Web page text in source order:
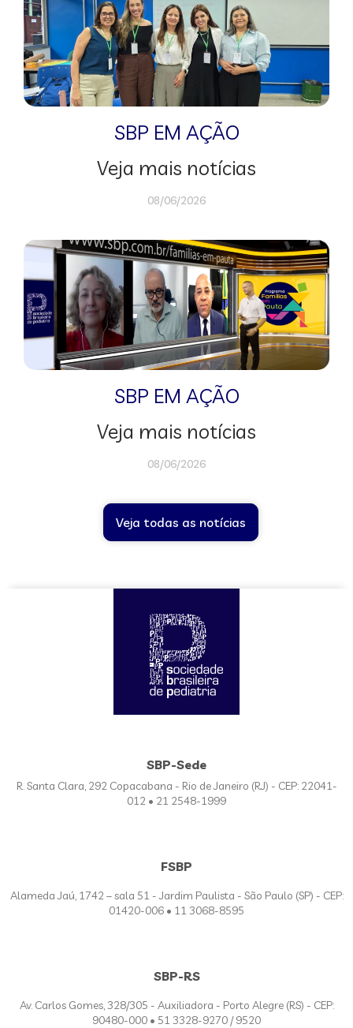
SBP EM AÇÃO
Veja mais notícias
08/06/2026
SBP EM AÇÃO
Veja mais notícias
08/06/2026
Veja todas as notícias
SBP-Sede
R. Santa Clara, 292 Copacabana - Rio de Janeiro (RJ) - CEP: 22041-
012 • 21 2548-1999
FSBP
Alameda Jaú, 1742 – sala 51 - Jardim Paulista - São Paulo (SP) - CEP:
01420-006 • 11 3068-8595
SBP-RS
Av. Carlos Gomes, 328/305 - Auxiliadora - Porto Alegre (RS) - CEP:
90480-000 • 51 3328-9270 / 9520